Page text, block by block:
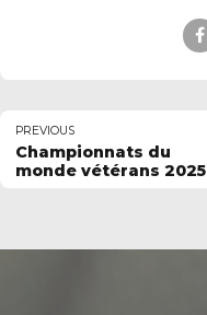
PREVIOUS
Championnats du
monde vétérans 2025